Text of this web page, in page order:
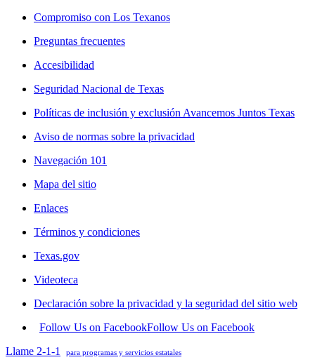
Compromiso con Los Texanos
Preguntas frecuentes
Accesibilidad
Seguridad Nacional de Texas
Políticas de inclusión y exclusión Avancemos Juntos Texas
Aviso de normas sobre la privacidad
Navegación 101
Mapa del sitio
Enlaces
Términos y condiciones
Texas.gov
Videoteca
Declaración sobre la privacidad y la seguridad del sitio web
Follow Us on FacebookFollow Us on Facebook
Llame 2-1-1
para programas y servicios estatales